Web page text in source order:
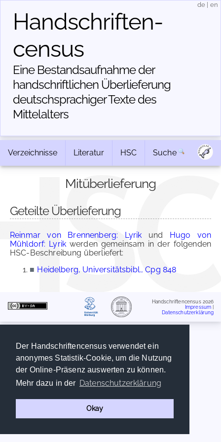
Der Handschriftencensus verwendet ein
anonymes Statistik-Cookie, um die Nutzung
der Online-Präsenz auswerten zu können.
Mehr dazu in der Datenschutzerklärung
Okay
Handschriften­
census
Eine Bestandsaufnahme der
handschriftlichen Über­lieferung
deutschsprachiger Texte des
Mittelalters
de en
Verzeichnisse Literatur HSC Suche
Mitüberlieferung
Geteilte Überlieferung
Reinmar von Brennenberg: Lyrik und Hugo von
Mühldorf: Lyrik werden gemeinsam in der folgenden
HSC-Beschreibung überliefert:
■ Heidelberg, Universitätsbibl., Cpg 848
Handschriftencensus 2026
Impressum
Datenschutzerklärung